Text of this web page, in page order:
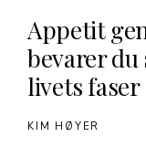
Appetit
bevarer du
livets faser
KIM HØYER